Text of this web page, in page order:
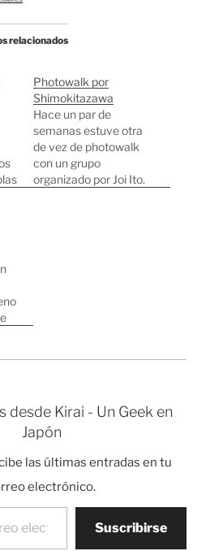
relacionados
Photowalk por
Shimokitazawa
Hace un par de
semanas estuve otra
de vez de photowalk
con un grupo
organizado por Joi Ito.
desde Kirai - Un Geek en
Japón
las últimas entradas en tu
electrónico.
Suscribirse